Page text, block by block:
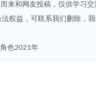
来和网友投稿，仅供学习
权益，可联系我们删除，
色2021年